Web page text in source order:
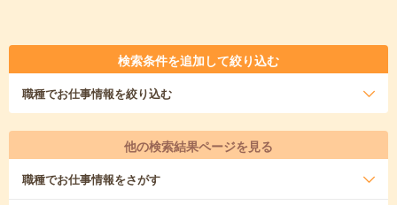
検索条件を追加して絞り込む
職種でお仕事情報を絞り込む
他の検索結果ページを見る
職種でお仕事情報をさがす